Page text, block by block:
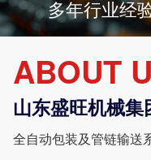
全自动装车机
多年行业经
ABOUT
山东盛旺机械集
全自动包装及管链输送